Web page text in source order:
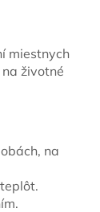
miestnych
životné
na